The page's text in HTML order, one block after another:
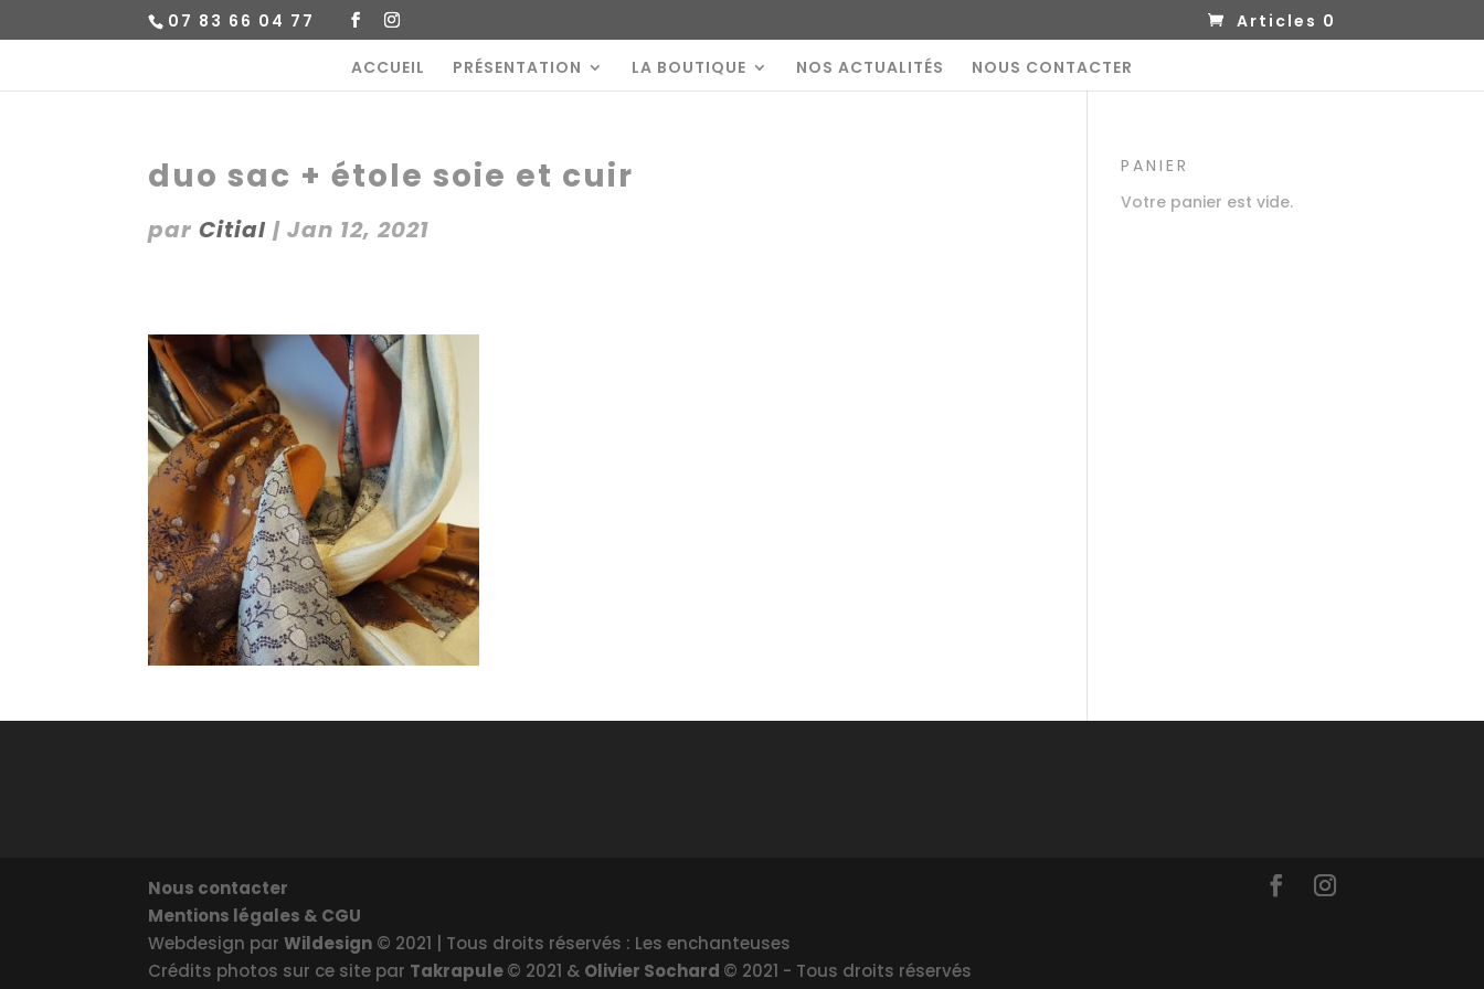
07 83 66 04 77 Articles 0
ACCUEIL PRÉSENTATION LA BOUTIQUE NOS ACTUALITÉS NOUS CONTACTER
duo sac + étole soie et cuir
parCitial |Jan 12, 2021
PANIER
Votre panier est vide.
Nous contacter
Mentions légales & CGU
Webdesign parWildesign © 2021 | Tous droits réservés : Les enchanteuses
Crédits photos sur ce site par Takrapule© 2021 & Olivier Sochard © 2021 - Tous droits réservés